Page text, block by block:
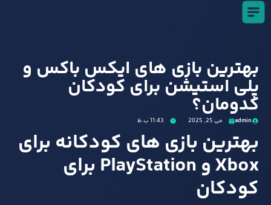
بهترین بازی‌ های ایکس‌ باکس و
پلی‌ استیشن برای کودکان
کدومان؟
admin می 25, 2025 11:43 ب.ظ
بهترین بازی های کودکانه برای
Xbox و PlayStation برای
کودکان